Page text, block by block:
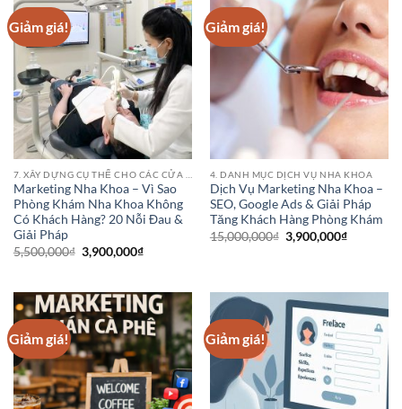
Giảm giá!
Marketing Nha Khoa – Vì Sao
Phòng Khám Nha Khoa Không
Có Khách Hàng? 20 Nỗi Đau &
Giải Pháp
5,500,000₫ Giá
gốc
3,900,000₫Giá
3,900,000₫.
Giảm giá!
4. DANH MỤC DỊCH VỤ NHA KHOA
Dịch Vụ Marketing Nha Khoa –
SEO, Google Ads & Giải Pháp
Tăng Khách Hàng Phòng Khám
15,000,000₫ Giá
gốc
3,900,000₫Giá
Giảm giá! Giảm giá!